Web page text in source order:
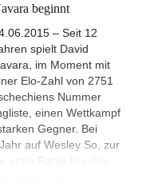
beginnt
– Seit 12
spielt David
im Moment mit
Elo-Zahl von 2751
Nummer
einen Wettkampf
Gegner. Bei
auf Wesley So, zur
erste Partie brachte